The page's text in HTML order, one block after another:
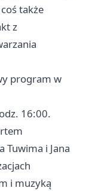
także
z
program w
16:00.
Tuwima i Jana
i muzyką